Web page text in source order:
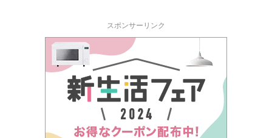
スポンサーリンク